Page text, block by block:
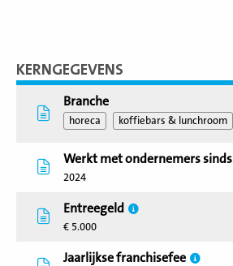
KERNGEGEVENS
Branche
horeca koffiebars & lunchroom
Werkt met ondernemers sinds
2024
Entreegeld
€ 5.000
Jaarlijkse franchisefee